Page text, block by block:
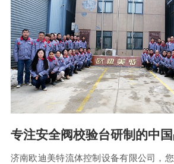
专注安全阀校验台研制的中
济南欧迪美特流体控制设备有限公司，